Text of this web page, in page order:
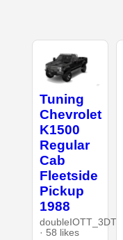
Tuning
Chevrolet
K1500
Regular
Cab
Fleetside
Pickup
1988
doubleIOTT_3DT
· 58 likes